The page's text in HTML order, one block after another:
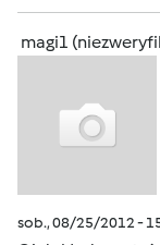
magi1
sob., 08/25/2012 -